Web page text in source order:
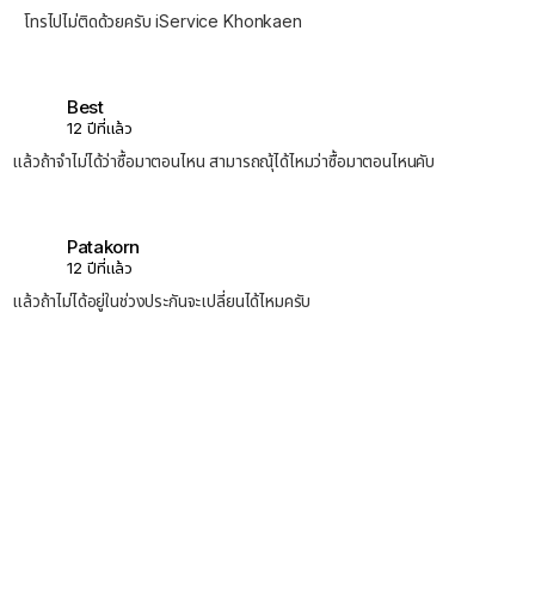
โทรไปไม่ติดด้วยครับ iService Khonkaen
Best
12 ปีที่แล้ว
แล้วถ้าจำไม่ได้ว่าซื้อมาตอนไหน สามารถณุ้ได้ไหมว่าซื้อมาตอนไหนคับ
Patakorn
12 ปีที่แล้ว
แล้วถ้าไม่ได้อยู่ในช่วงประกันจะเปลี่ยนได้ไหมครับ